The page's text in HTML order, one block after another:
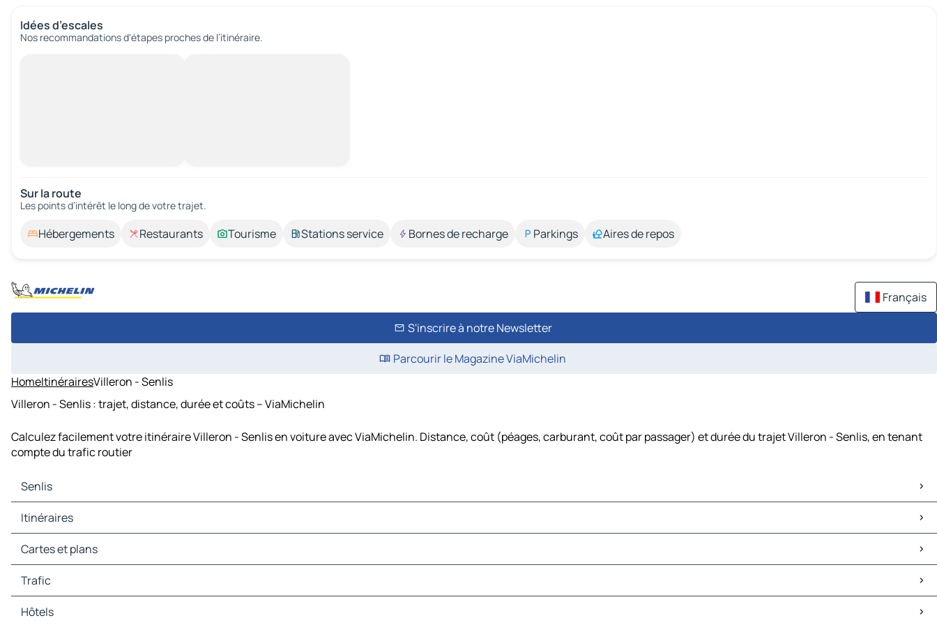
Idées d’escales
Nos recommandations d'étapes proches de l’itinéraire.
Sur la route
Les points d’intérêt le long de votre trajet.
Hébergements Restaurants Tourisme Stations service Bornes de recharge Parkings Aires de repos
Français
S'inscrire à notre Newsletter
Parcourir le Magazine ViaMichelin
HomeItinérairesVilleron - Senlis
Villeron - Senlis : trajet, distance, durée et coûts – ViaMichelin
Calculez facilement votre itinéraire Villeron - Senlis en voiture avec ViaMichelin. Distance, coût (péages, carburant, coût par passager) et durée du trajet Villeron - Senlis, en tenant
compte du trafic routier
Senlis
Senlis Cartes et plans
Senlis Trafic
Senlis Hôtels
Senlis Restaurants
Senlis Stations-service
Itinéraires
Itinéraires Senlis - Bobigny
Itinéraires Senlis - Pontoise
Itinéraires Senlis - Chantilly
Itinéraires Senlis - Sarcelles
Itinéraires Senlis - Compiègne
Itinéraires Senlis - Sevran
Cartes et plans
Cartes et plans Bobigny
Cartes et plans Pontoise
Cartes et plans Chantilly
Cartes et plans Sarcelles
Trafic
Trafic Bobigny
Trafic Pontoise
Hôtels